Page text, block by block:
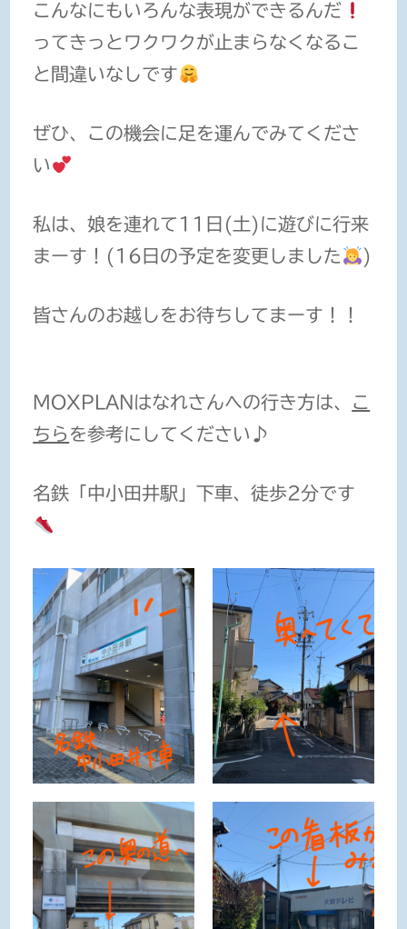
こんなにもいろんな表現ができるんだ
ってきっとワクワクが止まらなくなるこ
と間違いなしです
ぜひ、この機会に足を運んでみてくださ
い
私は、娘を連れて11日(土)に遊びに行来
まーす！(16日の予定を変更しました
)
皆さんのお越しをお待ちしてまーす！！
MOXPLANはなれさんへの行き方は、 こ
ちら を参考にしてください♪
名鉄「中小田井駅」下車、徒歩2分です